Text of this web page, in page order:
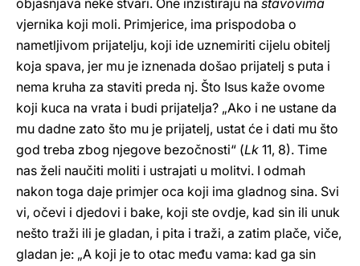
objašnjava neke stvari. One inzistiraju na stavovima
vjernika koji moli. Primjerice, ima prispodoba o
nametljivom prijatelju, koji ide uznemiriti cijelu obitelj
koja spava, jer mu je iznenada došao prijatelj s puta i
nema kruha za staviti preda nj. Što Isus kaže ovome
koji kuca na vrata i budi prijatelja? „Ako i ne ustane da
mu dadne zato što mu je prijatelj, ustat će i dati mu što
god treba zbog njegove bezočnosti“ (Lk 11, 8). Time
nas želi naučiti moliti i ustrajati u molitvi. I odmah
nakon toga daje primjer oca koji ima gladnog sina. Svi
vi, očevi i djedovi i bake, koji ste ovdje, kad sin ili unuk
nešto traži ili je gladan, i pita i traži, a zatim plače, viče,
gladan je: „A koji je to otac među vama: kad ga sin